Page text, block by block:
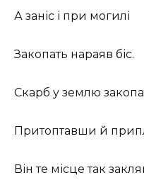
А заніс і при могилі
Закопать нараяв біс.
Скарб у землю
Притоптавши й
Він те місце так